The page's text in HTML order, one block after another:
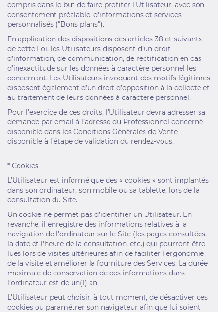
compris dans le but de faire profiter l'Utilisateur, avec son
consentement préalable, d'informations et services
personnalisés ("Bons plans").
En application des dispositions des articles 38 et suivants
de cette Loi, les Utilisateurs disposent d’un droit
d’information, de communication, de rectification en cas
d’inexactitude sur les données à caractère personnel les
concernant. Les Utilisateurs invoquant des motifs légitimes
disposent également d’un droit d’opposition à la collecte et
au traitement de leurs données à caractère personnel.
Pour l’exercice de ces droits, l’Utilisateur devra adresser sa
demande par email à l’adresse du Professionnel concerné
disponible dans les Conditions Générales de Vente
disponible à l’étape de validation du rendez-vous.
* Cookies
L’Utilisateur est informé que des « cookies » sont implantés
dans son ordinateur, son mobile ou sa tablette, lors de la
consultation du Site.
Un cookie ne permet pas d’identifier un Utilisateur. En
revanche, il enregistre des informations relatives à la
navigation de l’ordinateur sur le Site (les pages consultées,
la date et l'heure de la consultation, etc.) qui pourront être
lues lors de visites ultérieures afin de faciliter l'ergonomie
de la visite et améliorer la fourniture des Services. La durée
maximale de conservation de ces informations dans
l’ordinateur est de un(1) an.
L’Utilisateur peut choisir, à tout moment, de désactiver ces
cookies ou paramétrer son navigateur afin que lui soient